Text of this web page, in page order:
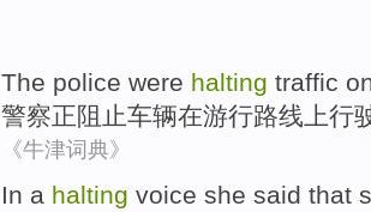
The police were halting traffic
警察正阻止车辆在游行路线上行
《牛津词典》
In a halting voice she said that